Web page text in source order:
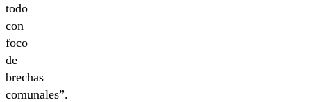
todo
con
foco
de
brechas
comunales”.